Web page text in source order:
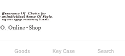
Goods Key Case Search